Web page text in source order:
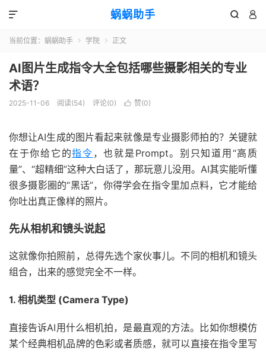
蜗蜗助手  

当前位置： 蜗蜗助手  学院  正文
AI图片生成指令大全包括哪些摄影相关的专业
术语？
2025-11-06 阅读(54) 评论(0)  赞(0)
你想让AI生成的图片看起来就像是专业摄影师拍的？关键就
在于你给它的指令 ，也就是Prompt。别只知道用“高质
量”、“超精细”这种大白话了，那玩意儿没用。AI其实能听懂
很多摄影圈的“黑话”，你得学会在指令里加点料，它才能给
你吐出真正像样的照片。
先从相机和镜头说起
这就像你拍照前，总得先选个家伙事儿。不同的相机和镜头
组合，出来的感觉完全不一样。
1. 相机类型 (Camera Type)
直接告诉AI用什么相机拍，是最直观的方法。比如你想模仿
某个经典相机品牌的色彩或者质感，就可以直接在指令里写